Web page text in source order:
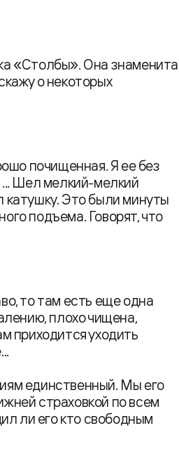
«Столбы». Она знаменита
о некоторых
почищенная. Я ее без
Шел мелкий-мелкий
Это были минуты
подъема. Говорят, что
то там есть еще одна
плохо чищена,
приходится уходить
единственный. Мы его
страховкой по всем
ли его кто свободным